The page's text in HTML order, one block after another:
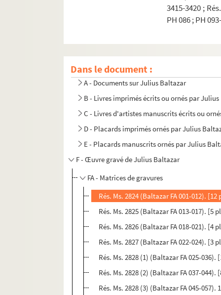
3415-3420 ;
PH 086 ; PH
Dans le document :
A - Documents sur Julius Baltazar
B - Livres imprimés écrits ou ornés par
C - Livres d'artistes manuscrits écrits ou
D - Placards imprimés ornés par Julius
E - Placards manuscrits ornés par Julius
F - Œuvre gravé de Julius Baltazar
FA - Matrices de gravures
Rés. Ms. 2824 (Baltazar FA 001-012).
Rés. Ms. 2825 (Baltazar FA 013-017). [5
Rés. Ms. 2826 (Baltazar FA 018-021).
Rés. Ms. 2827 (Baltazar FA 022-024).
Rés. Ms. 2828 (1) (Baltazar FA 025-
Rés. Ms. 2828 (2) (Baltazar FA 037-
Rés. Ms. 2828 (3) (Baltazar FA 045-